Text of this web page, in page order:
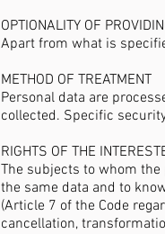
OPTIONALITY OF
Apart from what is
METHOD OF TREATMENT
Personal data are
collected. Specific
RIGHTS OF THE
The subjects to whom
the same data and to
(Article 7 of the Code
cancellation,